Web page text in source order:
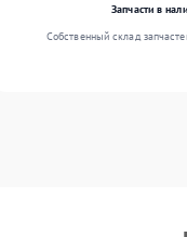
Запчасти в
Собственный склад